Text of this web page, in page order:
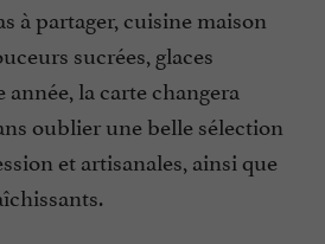
à partager, cuisine maison
sucrées, glaces
la carte changera
oublier une belle sélection
et artisanales, ainsi que